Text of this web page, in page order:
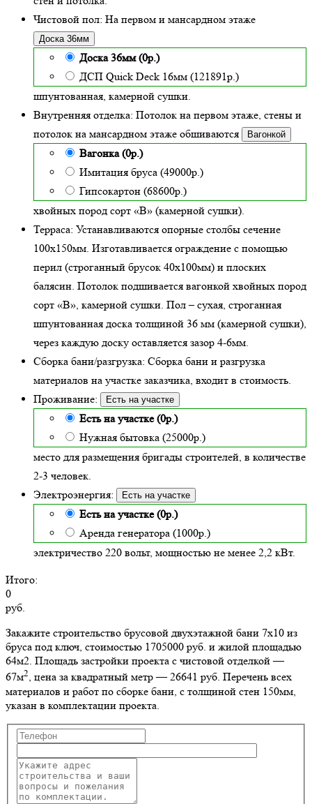
Чистовой пол: На первом и мансардном этаже
Доска 36мм
Доска 36мм (0р.)
ДСП Quick Deck 16мм (121891р.)
шпунтованная, камерной сушки.
Внутренняя отделка: Потолок на первом этаже, стены и
потолок на мансардном этаже обшиваются
Вагонкой
Вагонка (0р.)
Имитация бруса (49000р.)
Гипсокартон (68600р.)
хвойных пород сорт «В» (камерной сушки).
Терраса: Устанавливаются опорные столбы сечение
100х150мм. Изготавливается ограждение с помощью
перил (строганный брусок 40х100мм) и плоских
балясин. Потолок подшивается вагонкой хвойных пород
сорт «В», камерной сушки. Пол – сухая, строганная
шпунтованная доска толщиной 36 мм (камерной сушки),
через каждую доску оставляется зазор 4-6мм.
Сборка бани/разгрузка: Сборка бани и разгрузка
материалов на участке заказчика, входит в стоимость.
Проживание:
Есть на участке
Есть на участке (0р.)
Нужная бытовка (25000р.)
место для размещения бригады строителей, в количестве
2-3 человек.
Электроэнергия:
Есть на участке
Есть на участке (0р.)
Аренда генератора (1000р.)
электричество 220 вольт, мощностью не менее 2,2 кВт.
Итого:
0
руб.
Закажите строительство брусовой двухэтажной бани 7х10 из
бруса под ключ, стоимостью 1705000 руб. и жилой площадью
64м2. Площадь застройки проекта с чистовой отделкой —
67м2, цена за квадратный метр — 26641 руб. Перечень всех
материалов и работ по сборке бани, с толщиной стен 150мм,
указан в комплектации проекта.